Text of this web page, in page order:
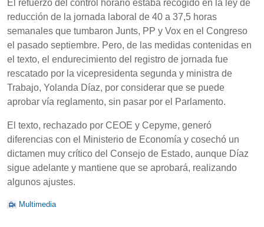
El refuerzo del control horario estaba recogido en la ley de
reducción de la jornada laboral de 40 a 37,5 horas
semanales que tumbaron Junts, PP y Vox en el Congreso
el pasado septiembre. Pero, de las medidas contenidas en
el texto, el endurecimiento del registro de jornada fue
rescatado por la vicepresidenta segunda y ministra de
Trabajo, Yolanda Díaz, por considerar que se puede
aprobar vía reglamento, sin pasar por el Parlamento.
El texto, rechazado por CEOE y Cepyme, generó
diferencias con el Ministerio de Economía y cosechó un
dictamen muy crítico del Consejo de Estado, aunque Díaz
sigue adelante y mantiene que se aprobará, realizando
algunos ajustes.
Multimedia